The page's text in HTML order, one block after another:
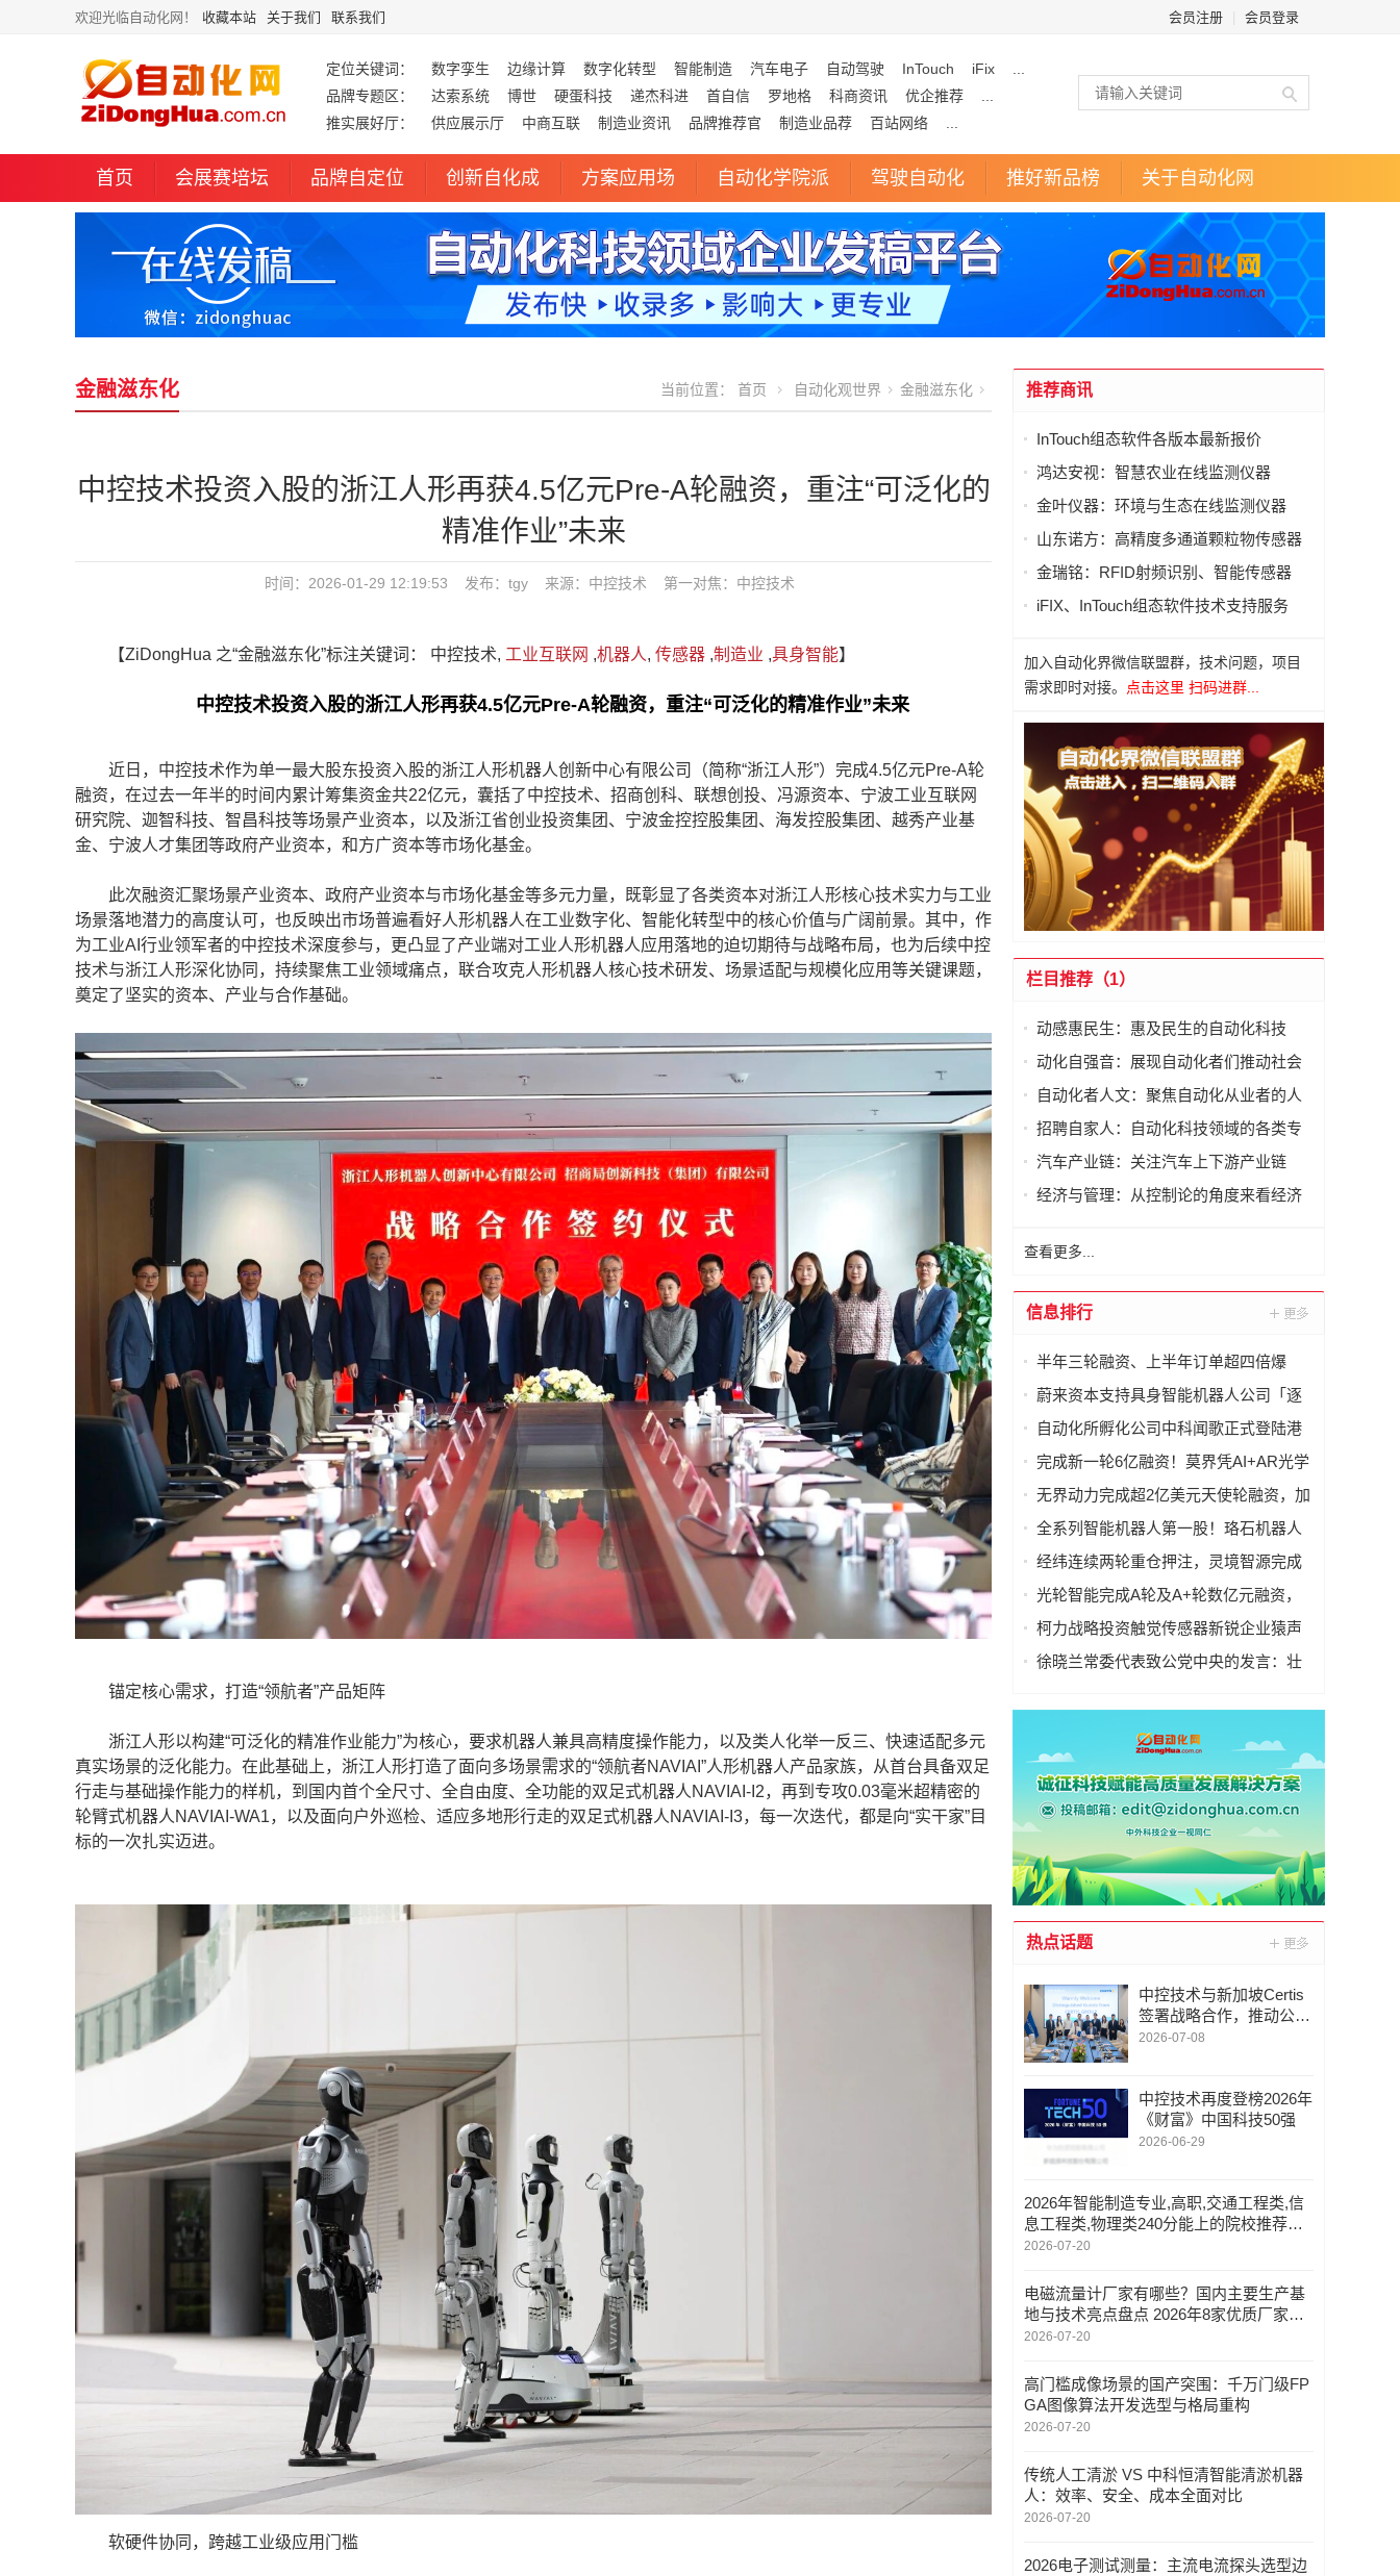
欢迎光临自动化网！ 收藏本站 关于我们 联系我们 会员注册 会员登录
定位关键词： 数字孪生 边缘计算 数字化转型 智能制造 汽车电子 自动驾驶 InTouch iFix
品牌专题区：
达索系统 博世 硬蛋科技 递杰科进 首自信 罗地格 科商资讯 优企推荐
推实展好厅：
供应展示厅 中商互联 制造业资讯 品牌推荐官 制造业品荐 百站网络
首页 会展赛培坛 品牌自定位 创新自化成 方案应用场 自动化学院派 驾驶自动化 推好新品榜 关于自动化网
金融滋东化 当前位置： 首页 自动化观世界 金融滋东化
中控技术投资入股的浙江人形再获4.5亿元Pre-A轮融资，重注“可泛化的
精准作业”未来
时间：2026-01-29 12:19:53 发布：tgy 来源：中控技术 第一对焦： 中控技术
【ZiDongHua 之“金融滋东化”标注关键词： 中控技术, 工业互联网 ,机器人, 传感器 ,制造业 ,具身智能】
中控技术投资入股的浙江人形再获4.5亿元Pre-A轮融资，重注“可泛化的精准作业”未来
近日，中控技术作为单一最大股东投资入股的浙江人形机器人创新中心有限公司（简称“浙江人形”）完成4.5亿元Pre-A轮
融资，在过去一年半的时间内累计筹集资金共22亿元，囊括了中控技术、招商创科、联想创投、冯源资本、宁波工业互联网
研究院、迦智科技、智昌科技等场景产业资本，以及浙江省创业投资集团、宁波金控控股集团、海发控股集团、越秀产业基
金、宁波人才集团等政府产业资本，和方广资本等市场化基金。
此次融资汇聚场景产业资本、政府产业资本与市场化基金等多元力量，既彰显了各类资本对浙江人形核心技术实力与工业
场景落地潜力的高度认可，也反映出市场普遍看好人形机器人在工业数字化、智能化转型中的核心价值与广阔前景。其中，作
为工业AI行业领军者的中控技术深度参与，更凸显了产业端对工业人形机器人应用落地的迫切期待与战略布局，也为后续中控
技术与浙江人形深化协同，持续聚焦工业领域痛点，联合攻克人形机器人核心技术研发、场景适配与规模化应用等关键课题，
奠定了坚实的资本、产业与合作基础。
锚定核心需求，打造“领航者”产品矩阵
浙江人形以构建“可泛化的精准作业能力”为核心，要求机器人兼具高精度操作能力，以及类人化举一反三、快速适配多元
真实场景的泛化能力。在此基础上，浙江人形打造了面向多场景需求的“领航者NAVIAI”人形机器人产品家族，从首台具备双足
行走与基础操作能力的样机，到国内首个全尺寸、全自由度、全功能的双足式机器人NAVIAI-I2，再到专攻0.03毫米超精密的
轮臂式机器人NAVIAI-WA1，以及面向户外巡检、适应多地形行走的双足式机器人NAVIAI-I3，每一次迭代，都是向“实干家”目
标的一次扎实迈进。
软硬件协同，跨越工业级应用门槛
推荐商讯
InTouch组态软件各版本最新报价
鸿达安视：智慧农业在线监测仪器
金叶仪器：环境与生态在线监测仪器
山东诺方：高精度多通道颗粒物传感器
金瑞铭：RFID射频识别、智能传感器
iFIX、InTouch组态软件技术支持服务
加入自动化界微信联盟群，技术问题，项目
需求即时对接。
点击这里 扫码进群...
栏目推荐（1）
动感惠民生：惠及民生的自动化科技
动化自强音：展现自动化者们推动社会
进步发出的响亮声音
自动化者人文：聚焦自动化从业者的人
文思考
招聘自家人：自动化科技领域的各类专
家及人才需求资讯
汽车产业链：关注汽车上下游产业链
经济与管理：从控制论的角度来看经济
查看更多...
信息排行
半年三轮融资、上半年订单超四倍爆
发，他山科技以80%市占率持续领跑
蔚来资本支持具身智能机器人公司「逐
际动力LimX Dynamics」A+轮融资|已布
自动化所孵化公司中科闻歌正式登陆港
交所，成果转化再添新标杆
完成新一轮6亿融资！莫界凭AI+AR光学
硬实力斩获资本重仓
无界动力完成超2亿美元天使轮融资，加
速具身通用大脑与世界模型开发
全系列智能机器人第一股！珞石机器人
港交所主板上市
经纬连续两轮重仓押注，灵境智源完成
超亿元天使轮及天使+轮融资
光轮智能完成A轮及A+轮数亿元融资，
打造Physical AI时代的数据基础设施
柯力战略投资触觉传感器新锐企业猿声
科技
徐晓兰常委代表致公党中央的发言：壮
热点话题
中控技术与新加坡Certis
签署战略合作，推动公共
事业机器人场景化落地，
2026-07-08
中控技术再度登榜2026年
《财富》中国科技50强
2026-06-29
2026年智能制造专业,高职,交通工程类,信
息工程类,物理类240分能上的院校推荐
——江西工程职业学院
2026-07-20
电磁流量计厂家有哪些？国内主要生产基
地与技术亮点盘点 2026年8家优质厂家深
度解析
2026-07-20
高门槛成像场景的国产突围：千万门级FP
GA图像算法开发选型与格局重构
2026-07-20
传统人工清淤 VS 中科恒清智能清淤机器
人：效率、安全、成本全面对比
2026-07-20
2026电子测试测量：主流电流探头选型边